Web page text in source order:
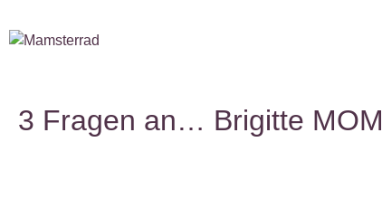
3 Fragen an… Brigitte MOM